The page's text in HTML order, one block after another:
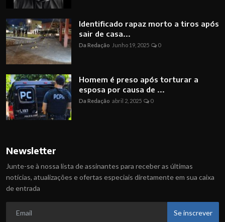
Identificado rapaz morto a tiros após
sair de casa...
Da Redação Junho 19, 2025 0
Homem é preso após torturar a
esposa por causa de ...
Da Redação abril 2, 2025 0
Newsletter
Junte-se à nossa lista de assinantes para receber as últimas
notícias, atualizações e ofertas especiais diretamente em sua caixa
de entrada
Se inscrever